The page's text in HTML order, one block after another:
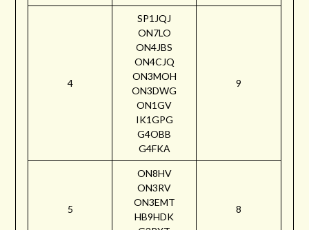
4
SP1JQJ
ON7LO
ON4JBS
ON4CJQ
ON3MOH
ON3DWG
ON1GV
IK1GPG
G4OBB
G4FKA
9
5
ON8HV
ON3RV
ON3EMT
HB9HDK
8